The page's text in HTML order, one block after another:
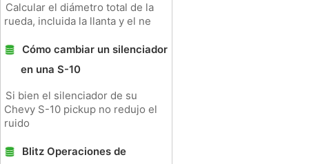
Calcular el diámetro total de la
rueda, incluida la llanta y el ne
Cómo cambiar un silenciador
en una S-10
Si bien el silenciador de su
Chevy S-10 pickup no redujo el
ruido
Blitz Operaciones de